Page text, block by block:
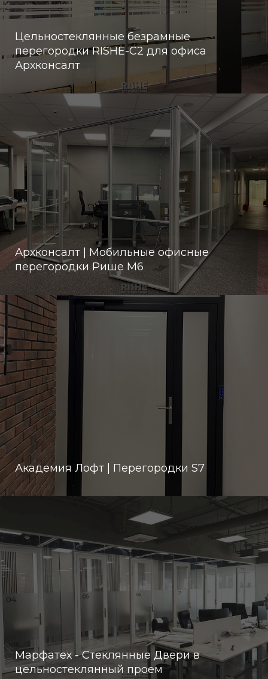
Цельностеклянные безрамные
перегородки RISHE-С2 для офиса
Архконсалт
Архконсалт | Мобильные офисные
перегородки Рише М6
Академия Лофт | Перегородки S7
Марфатех - Стеклянные Двери в
цельностеклянный проем